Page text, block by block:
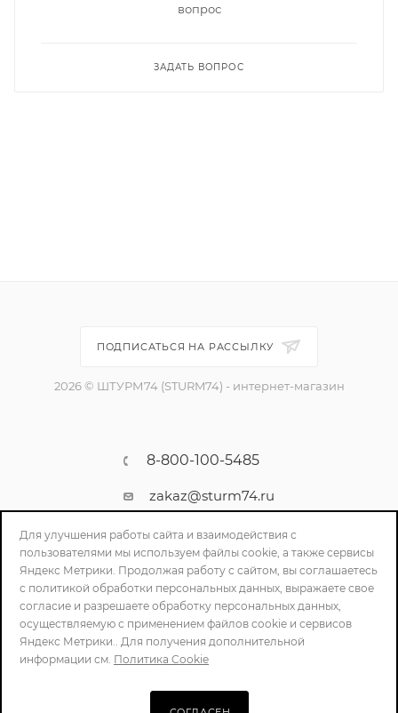
вопрос
ЗАДАТЬ ВОПРОС
ПОДПИСАТЬСЯ НА РАССЫЛКУ
2026 © ШТУРМ74 (STURM74) - интернет-магазин
8-800-100-5485
zakaz@sturm74.ru
г. Челябинск, ул. Стартовая 34/1
ПОЛИТИКА КОНФИДЕНЦИАЛЬНОСТИ
Для улучшения работы сайта и взаимодействия с
пользователями мы используем файлы cookie, а также сервисы
Яндекс Метрики. Продолжая работу с сайтом, вы соглашаетесь
с политикой обработки персональных данных, выражаете свое
согласие и разрешаете обработку персональных данных,
осуществляемую с применением файлов cookie и сервисов
Яндекс Метрики.. Для получения дополнительной
информации см. Политика Cookie